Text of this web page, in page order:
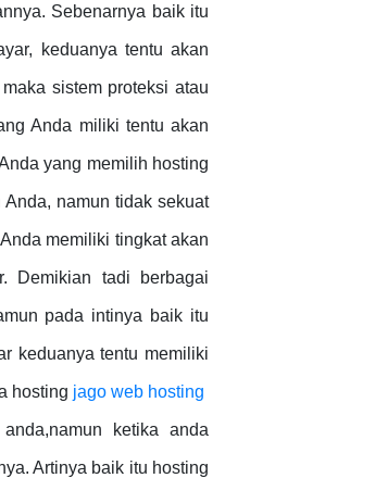
Sebenarnya baik itu
keduanya tentu akan
sistem proteksi atau
Anda miliki tentu akan
yang memilih hosting
namun tidak sekuat
memiliki tingkat akan
Demikian tadi berbagai
pada intinya baik itu
keduanya tentu memiliki
hosting jago web hosting
ketika anda
Artinya baik itu hosting